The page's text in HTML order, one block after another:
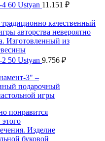
60 Ustyan 11.151 ₽
50 Ustyan 9.756 ₽